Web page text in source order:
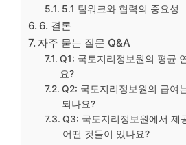
5.1 팀워크와 협력의 중요성
6. 결론
자주 묻는 질문 Q&A
Q1: 국토지리정보원의 평균
요?
Q2: 국토지리정보원의 급여
되나요?
Q3: 국토지리정보원에서 제
어떤 것들이 있나요?